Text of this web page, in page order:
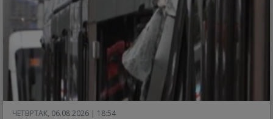
ЧЕТВРТАК, 06.08.2026 | 18:54